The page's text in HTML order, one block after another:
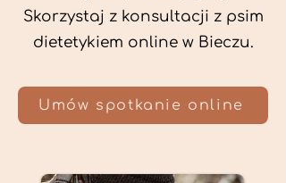
Skorzystaj z konsultacji z psim
dietetykiem online w Bieczu.
Umów spotkanie online